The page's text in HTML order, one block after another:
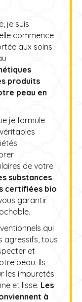
je suis
commence
aux soins
produits
peau en
je formule
de votre
substances
certifiées bio
garantir
qui
agressifs, tous
et
peau. Ils
les impuretés
et lisse. Les
à